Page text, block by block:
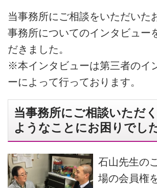
当事務所にご相談をいただいた
事務所についてのインタビュー
だきました。
※本インタビューは第三者のイ
ーによって行っております。
当事務所にご相談いただ
ようなことにお困りでし
石山先生の
場の会員権